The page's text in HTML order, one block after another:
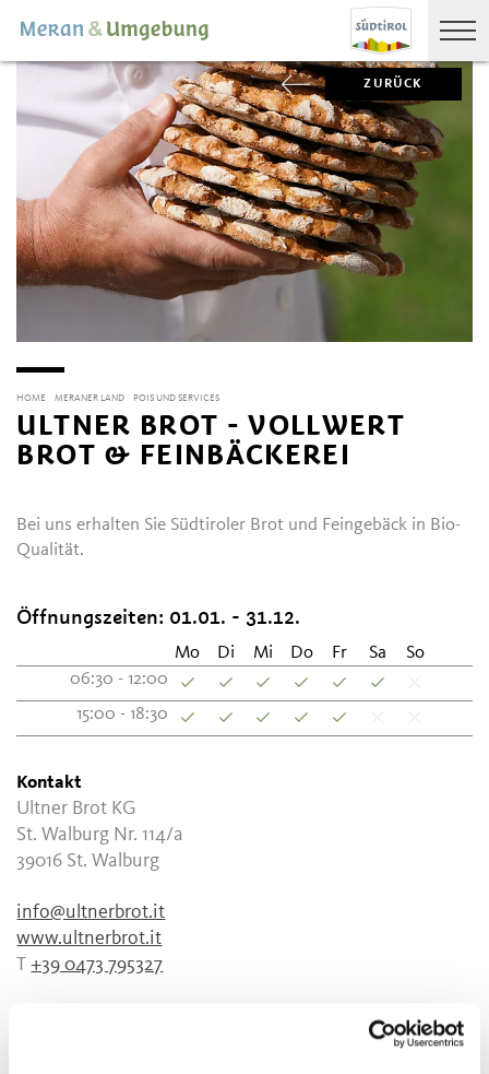
ZURÜCK
HOME MERANER LAND POIS UND SERVICES
ULTNER BROT - VOLLWERT
BROT & FEINBÄCKEREI
Bei uns erhalten Sie Südtiroler Brot und Feingebäck in Bio-
Qualität.
Öffnungszeiten: 01.01. - 31.12.
Mo Di Mi Do Fr Sa
So
06:30 - 12:00
15:00 - 18:30
Kontakt
Ultner Brot KG
St. Walburg Nr. 114/a
39016 St. Walburg
info@ultnerbrot.it
www.ultnerbrot.it
T+39 0473 795327